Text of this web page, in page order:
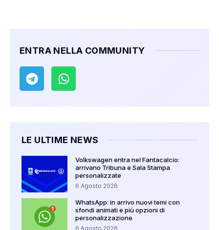
ENTRA NELLA COMMUNITY
LE ULTIME NEWS
Volkswagen entra nel Fantacalcio:
arrivano Tribuna e Sala Stampa
personalizzate
6 Agosto 2026
WhatsApp: in arrivo nuovi temi con
sfondi animati e più opzioni di
personalizzazione
6 Agosto 2026